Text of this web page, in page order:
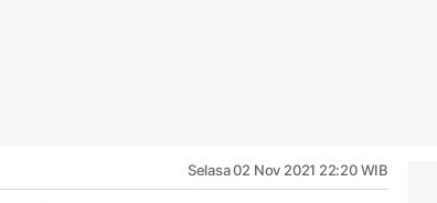
Selasa 02 Nov 2021 22:20 WIB